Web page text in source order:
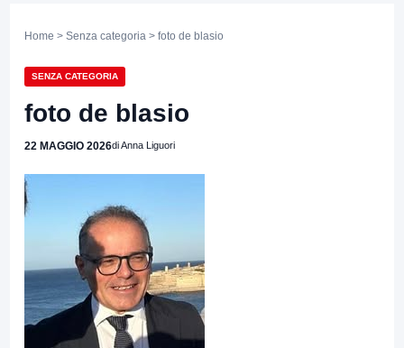
Home > Senza categoria > foto de blasio
SENZA CATEGORIA
foto de blasio
22 MAGGIO 2026di Anna Liguori